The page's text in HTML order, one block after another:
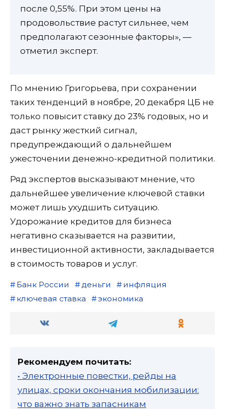
после 0,55%. При этом цены на
продовольствие растут сильнее, чем
предполагают сезонные факторы», —
отметил эксперт.
По мнению Григорьева, при сохранении
таких тенденций в ноябре, 20 декабря ЦБ не
только повысит ставку до 23% годовых, но и
даст рынку жесткий сигнал,
предупреждающий о дальнейшем
ужесточении денежно-кредитной политики.
Ряд экспертов высказывают мнение, что
дальнейшее увеличение ключевой ставки
может лишь ухудшить ситуацию.
Удорожание кредитов для бизнеса
негативно сказывается на развитии,
инвестиционной активности, закладывается
в стоимость товаров и услуг.
Банк России деньги
инфляция
ключевая ставка
экономика
Рекомендуем почитать:
• Электронные повестки, рейды на
улицах, сроки окончания мобилизации:
что важно знать запасникам